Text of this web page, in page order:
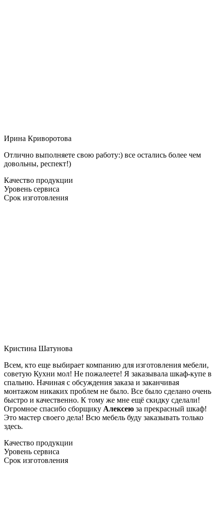
Ирина Криворотова
Отлично выполняете свою работу:) все остались более чем
довольны, респект!)
Качество продукции
Уровень сервиса
Срок изготовления
Кристина Шатунова
Всем, кто еще выбирает компанию для изготовления мебели,
советую Кухни мол! Не пожалеете! Я заказывала шкаф-купе в
спальню. Начиная с обсуждения заказа и заканчивая
монтажом никаких проблем не было. Все было сделано очень
быстро и качественно. К тому же мне ещё скидку сделали!
Огромное спасибо сборщику Алексею за прекрасный шкаф!
Это мастер своего дела! Всю мебель буду заказывать только
здесь.
Качество продукции
Уровень сервиса
Срок изготовления